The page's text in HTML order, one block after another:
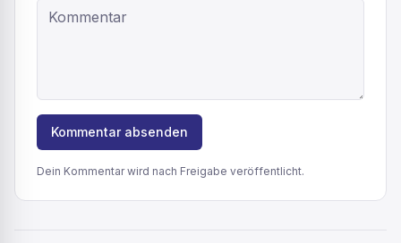
Kommentar absenden
Dein Kommentar wird nach Freigabe veröffentlicht.